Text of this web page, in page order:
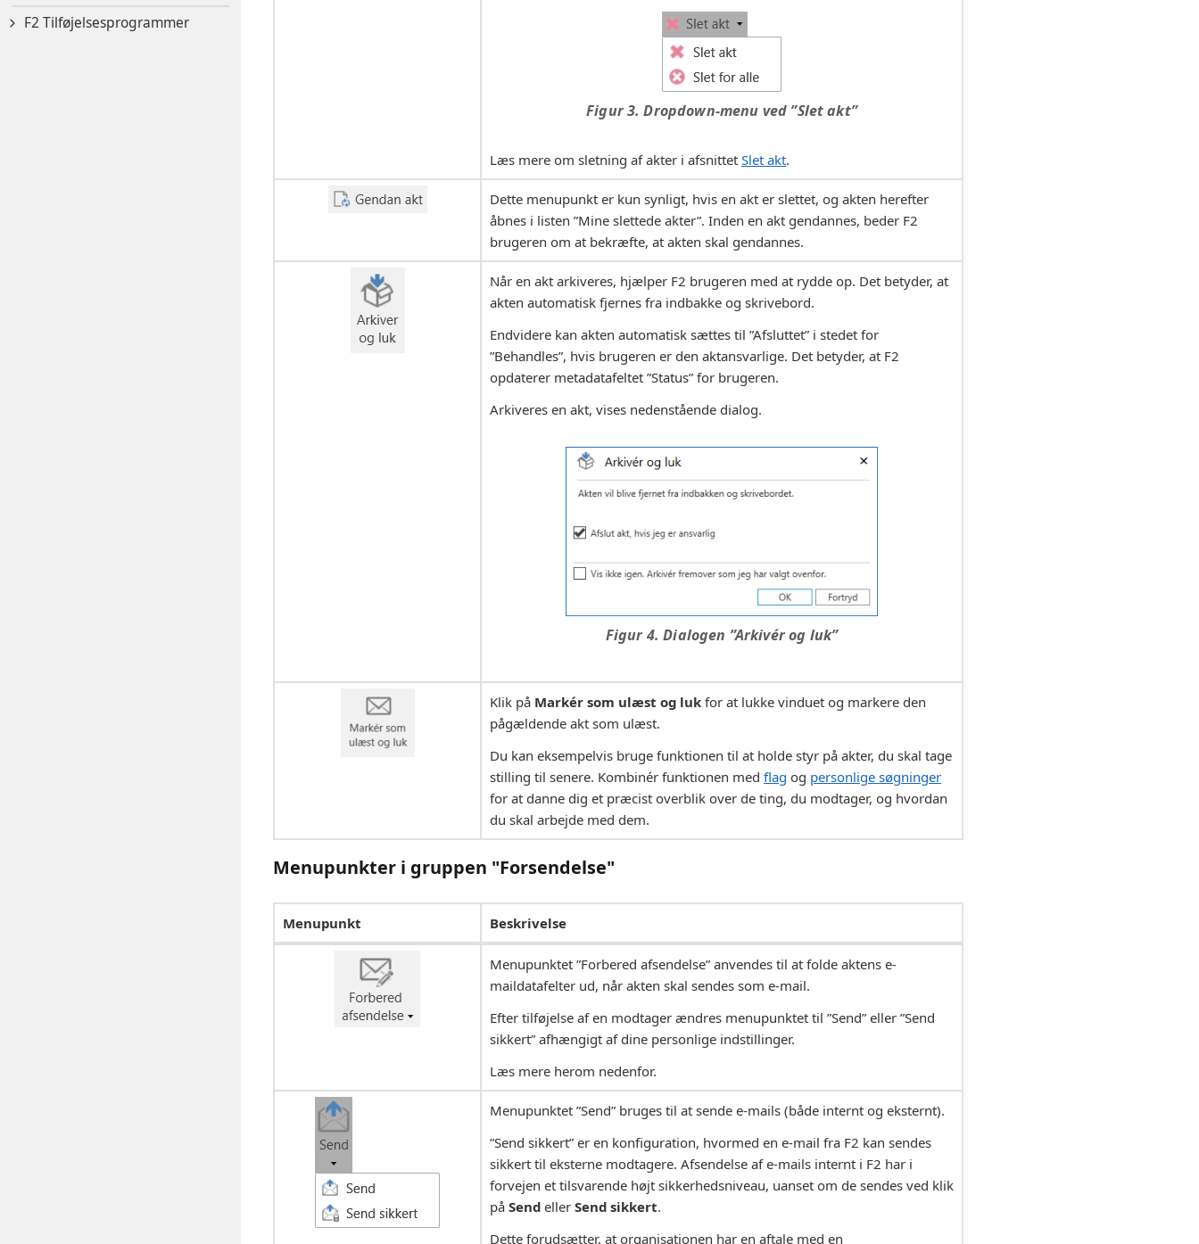
F2 Tilføjelsesprogrammer
Figur 3. Dropdown-menu ved ”Slet akt”
Læs mere om sletning af akter i afsnittet Slet akt.
Dette menupunkt er kun synligt, hvis en akt er slettet, og akten herefter
åbnes i listen ”Mine slettede akter”. Inden en akt gendannes, beder F2
brugeren om at bekræfte, at akten skal gendannes.
Når en akt arkiveres, hjælper F2 brugeren med at rydde op. Det betyder, at
akten automatisk fjernes fra indbakke og skrivebord.
Endvidere kan akten automatisk sættes til ”Afsluttet” i stedet for
”Behandles”, hvis brugeren er den aktansvarlige. Det betyder, at F2
opdaterer metadatafeltet ”Status” for brugeren.
Arkiveres en akt, vises nedenstående dialog.
Figur 4. Dialogen ”Arkivér og luk”
Klik på Markér som ulæst og luk for at lukke vinduet og markere den
pågældende akt som ulæst.
Du kan eksempelvis bruge funktionen til at holde styr på akter, du skal tage
stilling til senere. Kombinér funktionen med flag og personlige søgninger
for at danne dig et præcist overblik over de ting, du modtager, og hvordan
du skal arbejde med dem.
Menupunkter i gruppen "Forsendelse"
Menupunkt Beskrivelse
Menupunktet ”Forbered afsendelse” anvendes til at folde aktens e-
maildatafelter ud, når akten skal sendes som e-mail.
Efter tilføjelse af en modtager ændres menupunktet til ”Send” eller ”Send
sikkert” afhængigt af dine personlige indstillinger.
Læs mere herom nedenfor.
Menupunktet ”Send” bruges til at sende e-mails (både internt og eksternt).
”Send sikkert” er en konfiguration, hvormed en e-mail fra F2 kan sendes
sikkert til eksterne modtagere. Afsendelse af e-mails internt i F2 har i
forvejen et tilsvarende højt sikkerhedsniveau, uanset om de sendes ved klik
på Send eller Send sikkert.
Dette forudsætter, at organisationen har en aftale med en